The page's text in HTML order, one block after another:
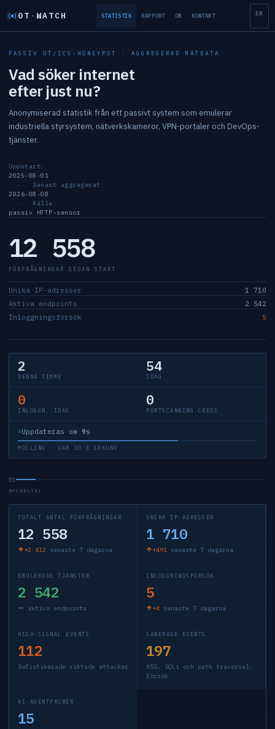
OT · WATCH STATISTIK RAPPORT OM KONTAKT EN
PASSIV OT/ICS-HONEYPOT · AGGREGERAD MÄTDATA
Vad söker internet
efter just nu?
Anonymiserad statistik från ett passivt system som emulerar
industriella styrsystem, nätverkskameror, VPN-portaler och DevOps-
tjänster.
Uppstart:
2025-08-01
· Senast aggregerat:
2026-08-08
· Källa:
passiv HTTP-sensor
12 558
FÖRFRÅGNINGAR SEDAN START
Unika IP-adresser
1 710
Aktiva endpoints
2 542
Inloggningsförsök
5
2
DENNA TIMME
54
IDAG
0
INLOGGN. IDAG
0
PORTSCANNING CREDS
Uppdateras om 9s
POLLING · VAR 30:E SEKUND
01
NYCKELTAL
TOTALT ANTAL FÖRFRÅGNINGAR
12 558
+2 412 senaste 7 dagarna
UNIKA IP-ADRESSER
1 710
+491 senaste 7 dagarna
EMULERADE TJÄNSTER
2 542
aktiva endpoints
INLOGGNINGSFÖRSÖK
5
+4 senaste 7 dagarna
HIGH-SIGNAL EVENTS
112
Sofistikerade riktade attacker
SANERADE EVENTS
197
XSS, SQLi och path traversal-
försök
AI-AGENTPROBER
15